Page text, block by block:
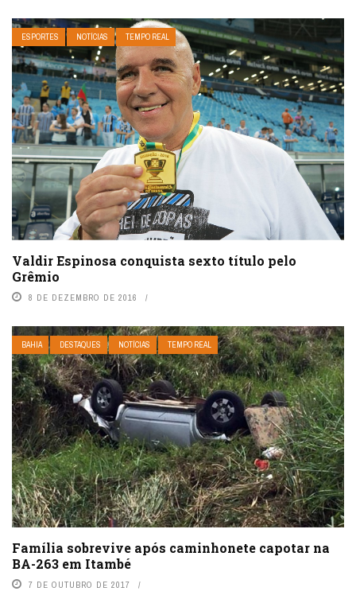
ESPORTES NOTÍCIAS TEMPO REAL
Valdir Espinosa conquista sexto título pelo
Grêmio
8 DE DEZEMBRO DE 2016
BAHIA DESTAQUES NOTÍCIAS TEMPO REAL
Família sobrevive após caminhonete capotar na
BA-263 em Itambé
7 DE OUTUBRO DE 2017